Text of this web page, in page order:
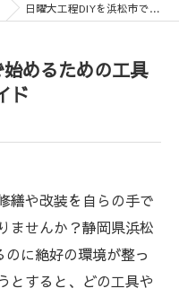
日曜大工程DIYを浜松市で始めるための工具選びと素材活用の実践ガイド
めるための工具
ド
繕や改装を自らの手で
ませんか？静岡県浜松
に絶好の環境が整っ
とすると、どの工具や